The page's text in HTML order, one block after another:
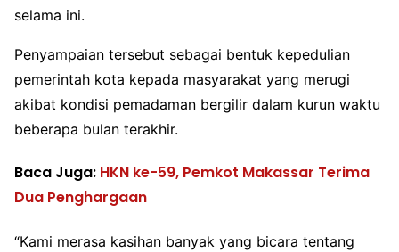
selama ini.
Penyampaian tersebut sebagai bentuk kepedulian
pemerintah kota kepada masyarakat yang merugi
akibat kondisi pemadaman bergilir dalam kurun waktu
beberapa bulan terakhir.
Baca Juga: HKN ke-59, Pemkot Makassar Terima
Dua Penghargaan
“Kami merasa kasihan banyak yang bicara tentang